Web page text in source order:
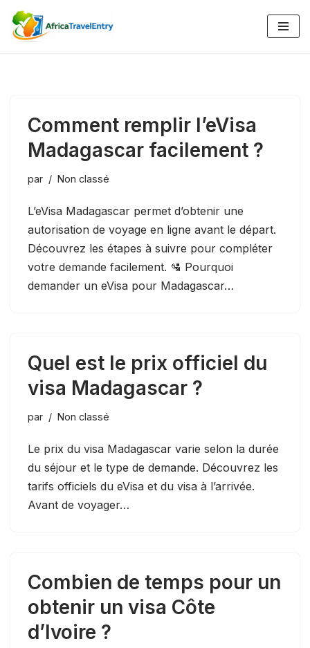
Aller
Comment remplir l’eVisa
Madagascar facilement ?
par Non classé
L’eVisa Madagascar permet d’obtenir une
autorisation de voyage en ligne avant le départ.
Découvrez les étapes à suivre pour compléter
votre demande facilement. 🛂 Pourquoi
demander un eVisa pour Madagascar…
Quel est le prix officiel du
visa Madagascar ?
par Non classé
Le prix du visa Madagascar varie selon la durée
du séjour et le type de demande. Découvrez les
tarifs officiels du eVisa et du visa à l’arrivée.
Avant de voyager…
Combien de temps pour un
obtenir un visa Côte
d’Ivoire ?